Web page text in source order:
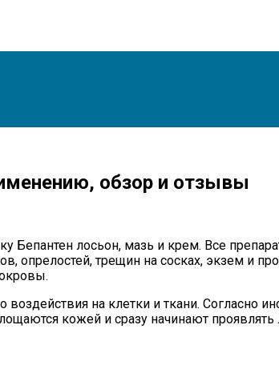
обзор и отзывы
Бепантен лосьон, мазь и крем. Все
опрелостей, трещин на сосках, экзем и
воздействия на клетки и ткани.
кожей и сразу начинают проявлять